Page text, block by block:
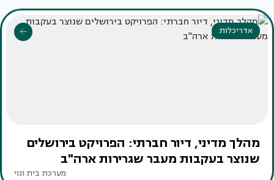
אדריכלות
מהלך מדיני, דיור חברתי: הפרויקט בירושלים
שנוצר בעקבות מעבר שגרירות ארה"ב
מערכת בית ונוי